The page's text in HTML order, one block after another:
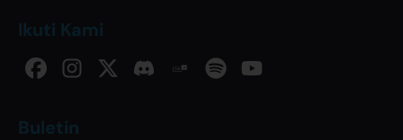
Ikuti Kami
Buletin